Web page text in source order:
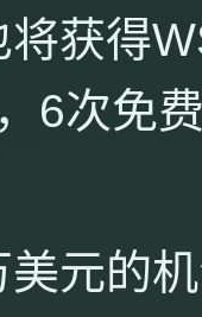
将获得
6次免
元的